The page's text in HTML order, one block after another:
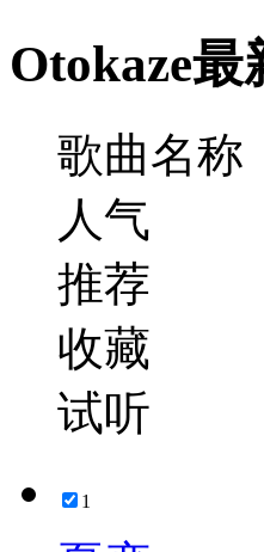
Otokaze最
歌曲名称
人气
推荐
收藏
试听
1